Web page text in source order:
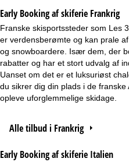
Early Booking af skiferie Frankrig
Franske skisportssteder som Les
er verdensberømte og kan prale
og snowboardere. Især dem, der
rabatter og har et stort udvalg af
Uanset om det er et luksuriøst
du sikrer dig din plads i de
opleve uforglemmelige skidage.
Alle tilbud i Frankrig
Early Booking af skiferie Italien